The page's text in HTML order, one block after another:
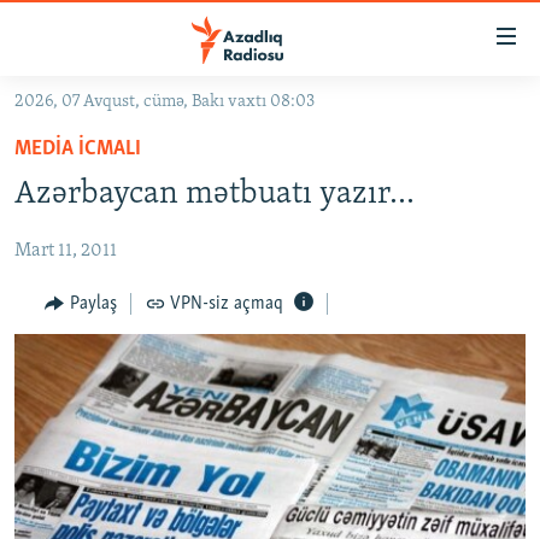
Əsas
qayıt
Əsas
naviqasiyaya
qayıt
GÜNDƏM
#İZAHLA
KORRUPSIOMETR
#ƏSLINDƏ
FƏRQƏ BAX
QANUNI DOĞRU
ARAŞDIRMA
MULTIMEDIA
VIDEO
FOTOQALEREYA
RADIO ARXIV
OXU ZALI
HAQQIMIZDA
2026, 07 Avqust, cümə, Bakı vaxtı 08:03
MEDIA ICMALI
Azərbaycan mətbuatı yazır...
Mart 11, 2011
Paylaş VPN-siz açmaq